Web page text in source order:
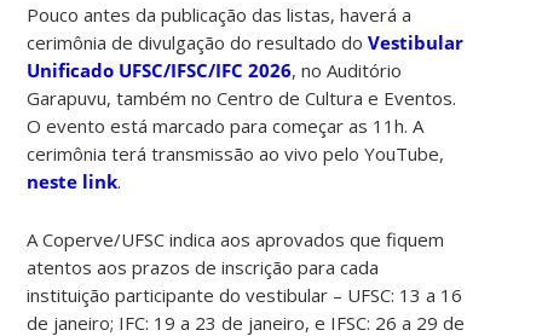
Pouco antes da publicação das listas, haverá a
cerimônia de divulgação do resultado doVestibular
Unificado UFSC/IFSC/IFC 2026, no Auditório
Garapuvu, também no Centro de Cultura e Eventos.
O evento está marcado para começar as 11h. A
cerimônia terá transmissão ao vivo pelo YouTube,
neste link.
A Coperve/UFSC indica aos aprovados que fiquem
atentos aos prazos de inscrição para cada
instituição participante do vestibular – UFSC: 13 a 16
de janeiro; IFC: 19 a 23 de janeiro, e IFSC: 26 a 29 de